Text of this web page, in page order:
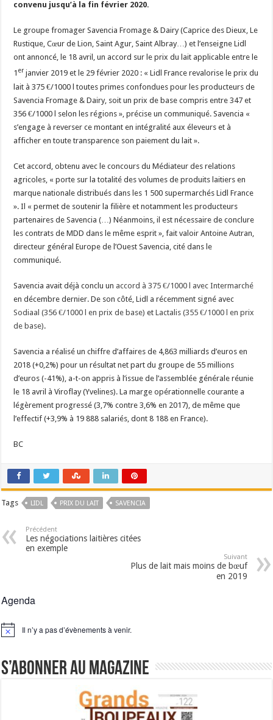
convenu jusqu’à la fin février 2020.
Le groupe fromager Savencia Fromage & Dairy (Caprice des Dieux, Le
Rustique, Cœur de Lion, Saint Agur, Saint Albray…) et l’enseigne Lidl
ont annoncé, le 18 avril, un accord sur le prix du lait applicable entre le
1 er janvier 2019 et le 29 février 2020 : « Lidl France revalorise le prix du
lait à 375 €/1000 l toutes primes confondues pour les producteurs de
Savencia Fromage & Dairy, soit un prix de base compris entre 347 et
356 €/1000 l selon les régions », précise un communiqué. Savencia «
s’engage à reverser ce montant en intégralité aux éleveurs et à
afficher en toute transparence son paiement du lait ».
Cet accord, obtenu avec le concours du Médiateur des relations
agricoles, « porte sur la totalité des volumes de produits laitiers en
marque nationale distribués dans les 1 500 supermarchés Lidl France
». Il « permet de soutenir la filière et notamment les producteurs
partenaires de Savencia (…) Néanmoins, il est nécessaire de conclure
les contrats de MDD dans le même esprit », fait valoir Antoine Autran,
directeur général Europe de l’Ouest Savencia, cité dans le
communiqué.
Savencia avait déjà conclu un accord à 375 €/1000 l avec Intermarché
en décembre dernier. De son côté, Lidl a récemment signé avec
Sodiaal (356 €/1000 l en prix de base) etLactalis (355 €/1000 l en prix
de base).
Savencia a réalisé un chiffre d’affaires de 4,863 milliards d’euros en
2018 (+0,2%) pour un résultat net part du groupe de 55 millions
d’euros (-41%), a-t-on appris à l’issue de l’assemblée générale réunie
le 18 avril à Viroflay (Yvelines). La marge opérationnelle courante a
légèrement progressé (3,7% contre 3,6% en 2017), de même que
l’effectif (+3,9% à 19 888 salariés, dont 8 188 en France).
BC
Tags LIDL PRIX DU LAIT SAVENCIA
Précédent
Les négociations laitières citées
en exemple
Suivant
Plus de lait mais moins de bœuf
en 2019
Agenda
Notice Il n’y a pas d’évènements à venir.
S’abonner au magazine